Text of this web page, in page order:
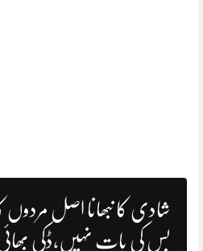
شادی کا نبھانا اصل
بس کی بات نہیں،ڈکی